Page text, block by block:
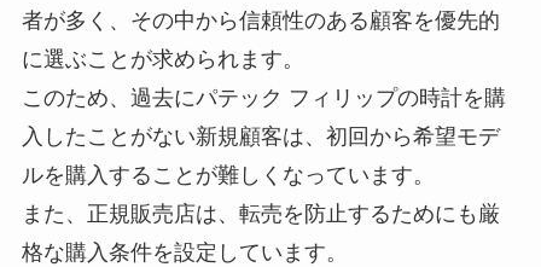
者が多く、その中から信頼性のある顧客を優先的
に選ぶことが求められます。
このため、過去にパテック フィリップの時計を購
入したことがない新規顧客は、初回から希望モデ
ルを購入することが難しくなっています。
また、正規販売店は、転売を防止するためにも厳
格な購入条件を設定しています。